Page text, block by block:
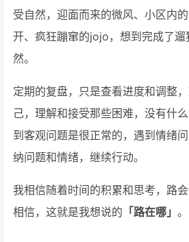
受自然，迎面而来的微风、小区内
开、疯狂蹦窜的jojo，想到完成了遛
然。
定期的复盘，只是查看进度和调整
己，理解和接受那些困难，没有什
到客观问题是很正常的，遇到情绪
纳问题和情绪，继续行动。
我相信随着时间的积累和思考，路
相信，这就是我想说的 「路在哪」 。